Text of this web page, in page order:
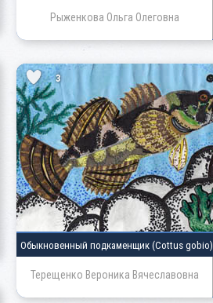
Рыженкова Ольга Олеговна
3
Обыкновенный подкаменщик (Cottus gobio)
Терещенко Вероника Вячеславовна